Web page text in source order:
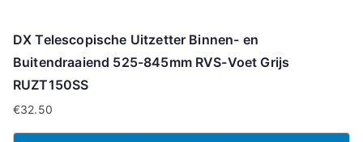
DX Telescopische Uitzetter Binnen- en
Buitendraaiend 525-845mm RVS-Voet Grijs
RUZT150SS
€32.50